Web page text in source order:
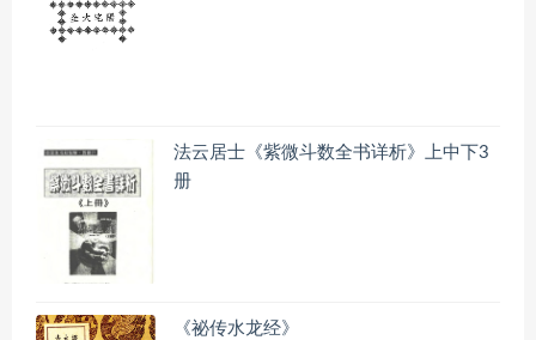
法云居士《紫微斗数全书详析》上中下3
册
《祕传水龙经》